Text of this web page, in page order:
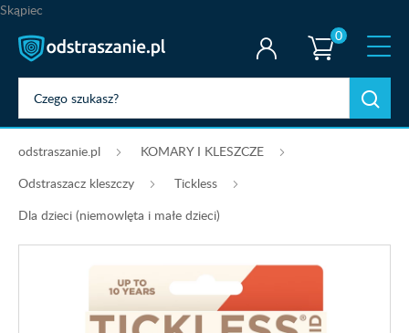
Skąpiec
0
odstraszanie.pl
KOMARY I KLESZCZE
Odstraszacz kleszczy
Tickless
Dla dzieci (niemowlęta i małe dzieci)